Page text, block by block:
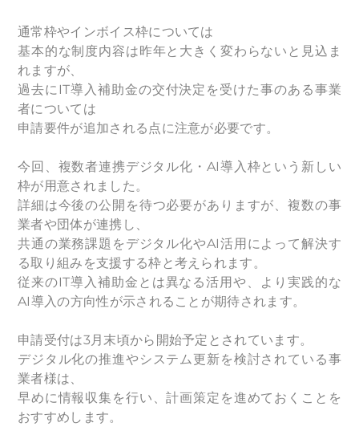
通常枠やインボイス枠については
基本的な制度内容は昨年と大きく変わらないと見込ま
れますが、
過去にIT導入補助金の交付決定を受けた事のある事業
者については
申請要件が追加される点に注意が必要です。
今回、複数者連携デジタル化・AI導入枠という新しい
枠が用意されました。
詳細は今後の公開を待つ必要がありますが、複数の事
業者や団体が連携し、
共通の業務課題をデジタル化やAI活用によって解決す
る取り組みを支援する枠と考えられます。
従来のIT導入補助金とは異なる活用や、より実践的な
AI導入の方向性が示されることが期待されます。
申請受付は3月末頃から開始予定とされています。
デジタル化の推進やシステム更新を検討されている事
業者様は、
早めに情報収集を行い、計画策定を進めておくことを
おすすめします。